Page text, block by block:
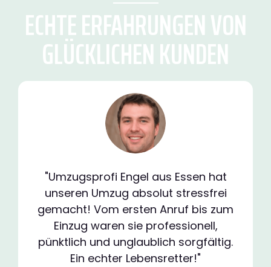
ECHTE ERFAHRUNGEN VON
GLÜCKLICHEN KUNDEN
"Umzugsprofi Engel aus Essen hat
unseren Umzug absolut stressfrei
gemacht! Vom ersten Anruf bis zum
Einzug waren sie professionell,
pünktlich und unglaublich sorgfältig.
Ein echter Lebensretter!"